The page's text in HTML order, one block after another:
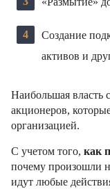
Создание
активов и
Наибольшая власть
акционеров,
организацией.
С учетом того, как
почему произошли
идут любые